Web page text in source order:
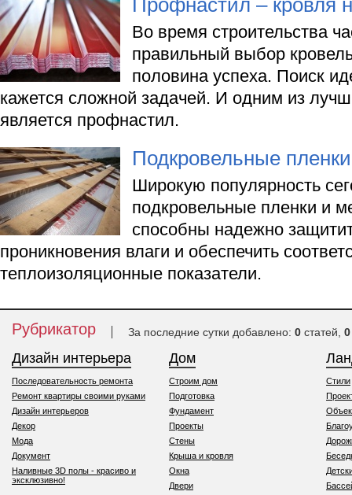
Профнастил – кровля
Во время строительства
правильный выбор
половина успеха. Поиск
кажется сложной задачей. И одним из
является профнастил.
Подкровельные
Широкую популярность
подкровельные пленки и
способны надежно
проникновения влаги и обеспечить
теплоизоляционные показатели.
Рубрикатор За последние сутки добавлено: 0 статей, 0
Дизайн интерьера
Последовательность ремонта
Ремонт квартиры своими руками
Дизайн интерьеров
Декор
Мода
Документ
Наливные 3D полы - красиво и
эксклюзивно!
Дом
Строим дом
Подготовка
Фундамент
Проекты
Стены
Крыша и кровля
Окна
Двери
Стили